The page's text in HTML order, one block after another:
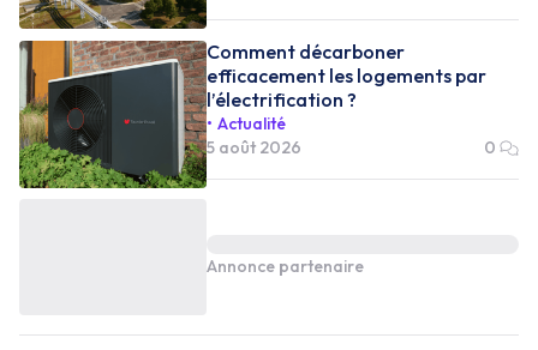
Comment décarboner
efficacement les logements par
l’électrification ?
Actualité
5 août 2026
0
Annonce partenaire